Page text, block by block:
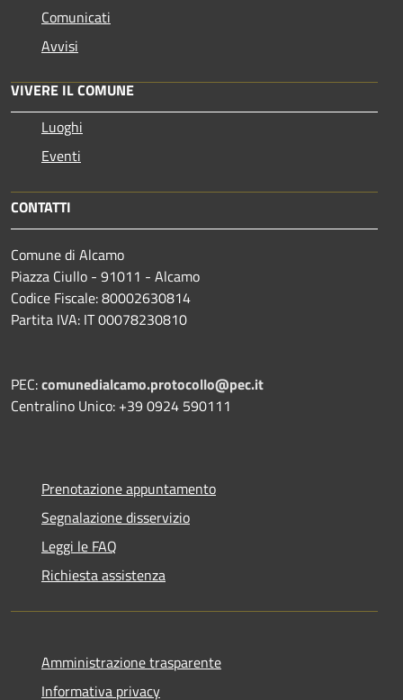
Comunicati
Avvisi
VIVERE IL COMUNE
Luoghi
Eventi
CONTATTI
Comune di Alcamo
Piazza Ciullo - 91011 - Alcamo
Codice Fiscale: 80002630814
Partita IVA: IT 00078230810
PEC:comunedialcamo.protocollo@pec.it
Centralino Unico: +39 0924 590111
Prenotazione appuntamento
Segnalazione disservizio
Leggi le FAQ
Richiesta assistenza
Amministrazione trasparente
Informativa privacy